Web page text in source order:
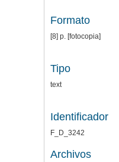
Formato
[8] p. [fotocopia]
Tipo
text
Identificador
F_D_3242
Archivos